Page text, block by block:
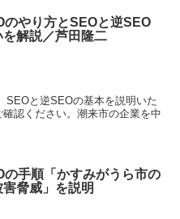
のやり方とSEOと逆SEO
を解説／芦田隆二
SEOと逆SEOの基本を説明いた
認ください。潮来市の企業を中
の手順「かすみがうら市の
害脅威」を説明